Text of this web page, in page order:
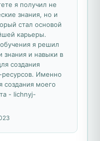
я получил не
знания, но и
стал основой
карьеры.
я решил
знания и навыки в
создания
Именно
создания моего
- lichnyj-